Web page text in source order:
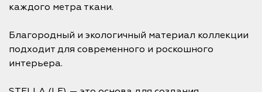
каждого метра ткани.
Благородный и экологичный материал коллекции
подходит для современного и роскошного
интерьера.